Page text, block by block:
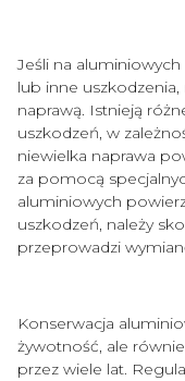
Jeśli na aluminiowych
lub inne uszkodzenia,
naprawą. Istnieją
uszkodzeń, w
niewielka naprawa
za pomocą
aluminiowych
uszkodzeń, należy
przeprowadzi
Konserwacja
żywotność, ale
przez wiele lat.